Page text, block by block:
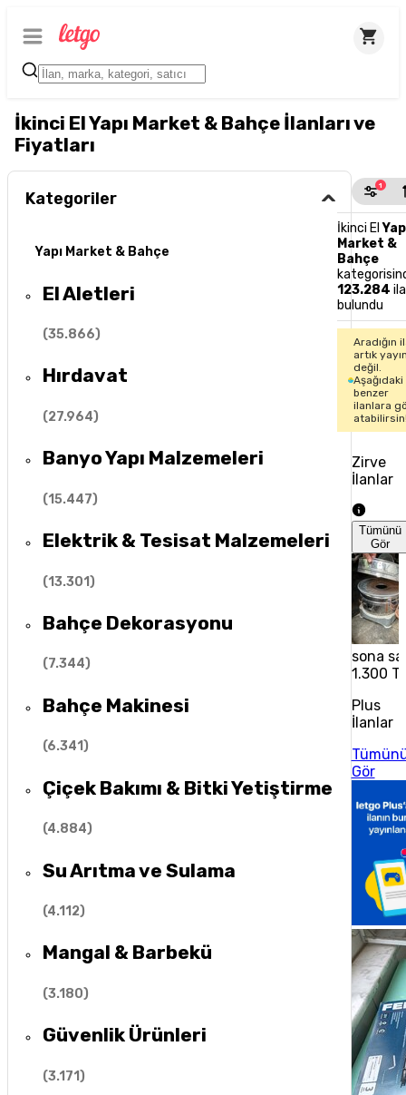
İkinci El Yapı Market & Bahçe İlanları ve
Fiyatları
Kategoriler
Yapı Market & Bahçe
El Aletleri
(35.866)
Hırdavat
(27.964)
Banyo Yapı Malzemeleri
(15.447)
Elektrik & Tesisat Malzemeleri
(13.301)
Bahçe Dekorasyonu
(7.344)
Bahçe Makinesi
(6.341)
Çiçek Bakımı & Bitki Yetiştirme
(4.884)
Su Arıtma ve Sulama
(4.112)
Mangal & Barbekü
(3.180)
Güvenlik Ürünleri
(3.171)
1
İkinci El
Market &
Bahçe
123.284
bulundu
Aradığın
artık
değil.
Aşağıdaki
benzer
ilanlara
Zirve
İlanlar
Tümünü
Gör
sona
1.300
Plus
İlanlar
Gör